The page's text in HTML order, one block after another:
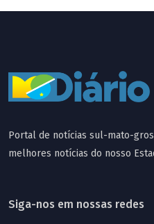
Portal de notícias sul-mato-
melhores notícias do nosso
Siga-nos em nossas redes